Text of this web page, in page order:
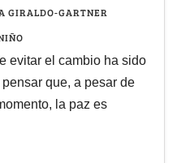
GIRALDO-GARTNER
evitar el cambio ha sido
que, a pesar de
la paz es